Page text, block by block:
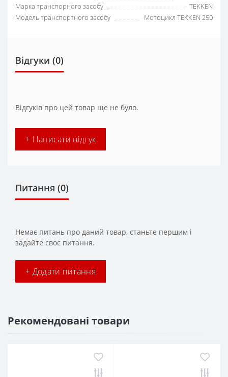
Марка транспорного засобу
TEKKEN
Модель транспортного засобу
Мотоцикл TEKKEN 250
Відгуки (0)
Відгуків про цей товар ще не було.
+ Написати відгук
Питання (0)
Немає питань про даний товар, станьте першим і
задайте своє питання.
+ Додати питання
Рекомендовані товари